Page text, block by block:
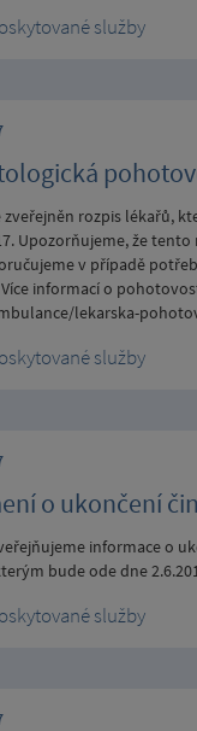
služby
zveřejněn rozpis lékařů,
Upozorňujeme, že
v případě
informací o
lekarska-
služby
o ukončení
informace o
bude ode dne
služby